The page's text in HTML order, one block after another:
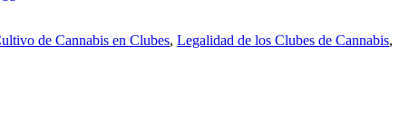
de
de Cannabis en Clubes, Legalidad de los Clubes de Cannabis,